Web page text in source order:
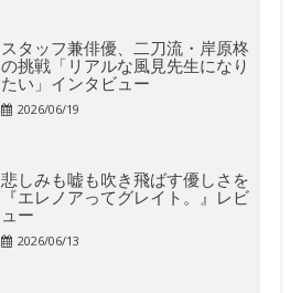
スタッフ兼俳優、二刀流・岸原柊
の挑戦「リアルな風見先生になり
たい」インタビュー
2026/06/19
悲しみも嘘も吹き飛ばす優しさを
『エレノアってグレイト。』レビ
ュー
2026/06/13